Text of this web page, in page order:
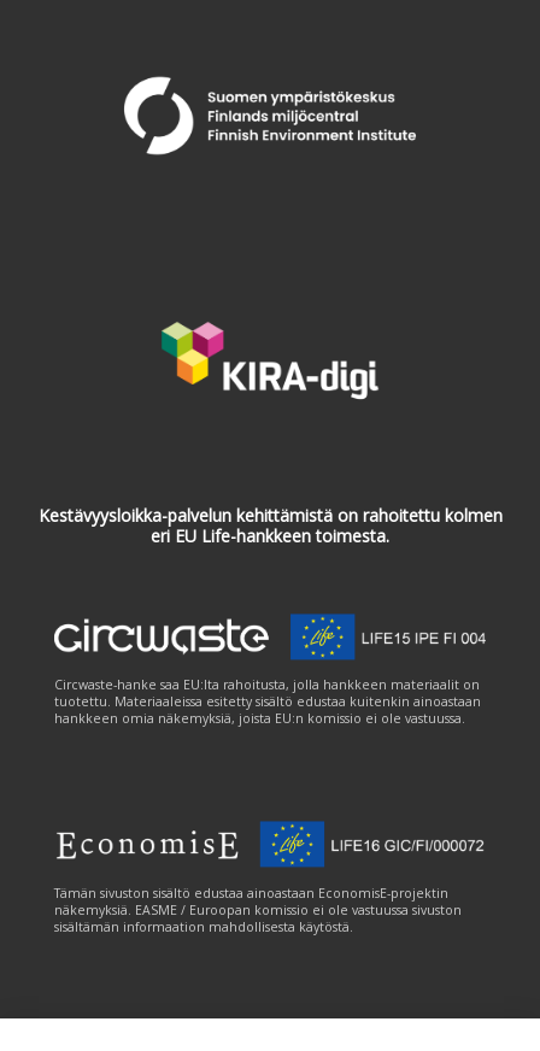
Kestävyysloikka-palvelun kehittämistä on rahoitettu kolmen
eri EU Life-hankkeen toimesta.
Circwaste-hanke saa EU:lta rahoitusta, jolla hankkeen materiaalit on
tuotettu. Materiaaleissa esitetty sisältö edustaa kuitenkin ainoastaan
hankkeen omia näkemyksiä, joista EU:n komissio ei ole vastuussa.
Tämän sivuston sisältö edustaa ainoastaan EconomisE-projektin
näkemyksiä. EASME / Euroopan komissio ei ole vastuussa sivuston
sisältämän informaation mahdollisesta käytöstä.